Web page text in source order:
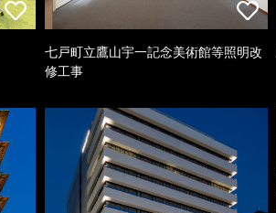
七戸町立鷹山宇一記念美術館等照明改
修工事